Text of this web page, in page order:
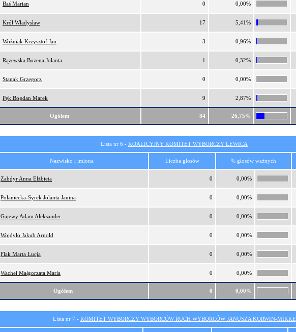
Baś Marian 0 0,00%
Król Władysław 17 5,41%
Woźniak Krzysztof Jan 3 0,96%
Rążewska Bożena Jolanta 1 0,32%
Stanak Grzegorz 0 0,00%
Pęk Bogdan Marek 9 2,87%
Ogółem 84 26,75%
Lista nr 6 - KOALICYJNY KOMITET WYBORCZY LEWICA
Nazwisko i imiona Liczba głosów % głosów ważnych
Zabdyr Anna Elżbieta 0 0,00%
Połaniecka-Syrek Jolanta Janina 0 0,00%
Gajewy Adam Aleksander 0 0,00%
Wojdyło Jakub Arnold 0 0,00%
Flak Marta Łucja 0 0,00%
Wachel Małgorzata Maria 0 0,00%
Ogółem 0 0,00%
Lista nr 7 - KOMITET WYBORCZY WYBORCÓW RUCH WYBORCÓW JANUSZA KORWIN-MIKKE